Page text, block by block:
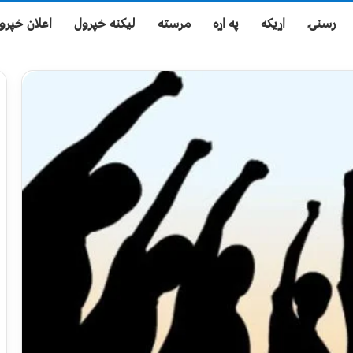
رسنۍ اړیکه په اړه مرسته لیکنه خپرول اعلان